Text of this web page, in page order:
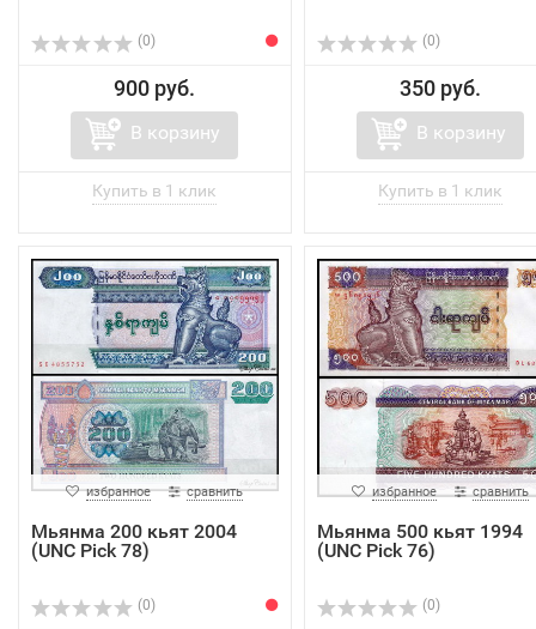
(0)
900 руб.
В корзину
(0)
350 руб.
В корзину
избранное сравнить
Мьянма 200 кьят 2004
(UNC Pick 78)
(0)
избранное сравнить
Мьянма 500 кьят 1994
(UNC Pick 76)
(0)